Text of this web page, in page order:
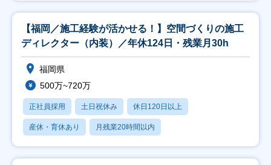
【福岡／施工経験が活かせる！】空間づくりの施工
ディレクター（内装）／年休124日・残業月30h
福岡県
500万~720万
正社員採用 土日祝休み 休日120日以上
産休・育休あり 月残業20時間以内